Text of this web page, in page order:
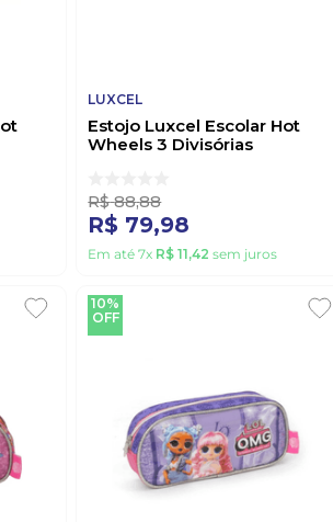
LUXCEL
Estojo Luxcel Escolar Hot
Wheels 3 Divisórias
R$ 88,88
R$ 79,98
Em até7x R$ 11,42 sem juros
10%
OFF